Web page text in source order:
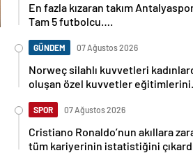
En fazla kızaran takım
Tam 5 futbolcu….
GÜNDEM 07 Ağustos 2026
Norweç silahlı kuvvetleri
oluşan özel kuvvetler eğitimlerini
SPOR 07 Ağustos 2026
Cristiano Ronaldo’nun akıllara
tüm kariyerinin istatistiğini